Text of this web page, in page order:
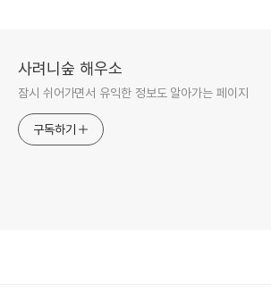
사려니숲 해우소
잠시 쉬어가면서 유익한 정보도 알아가는 페이지
구독하기